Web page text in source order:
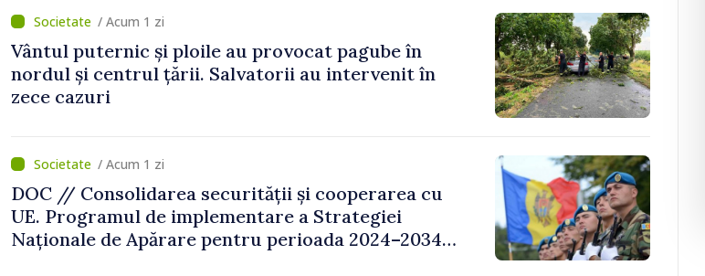
/ Acum 1 zi
Vântul puternic și ploile au provocat pagube în
nordul și centrul țării. Salvatorii au intervenit în
zece cazuri
/ Acum 1 zi
DOC // Consolidarea securității și cooperarea cu
UE. Programul de implementare a Strategiei
Naționale de Apărare pentru perioada 2024–2034,